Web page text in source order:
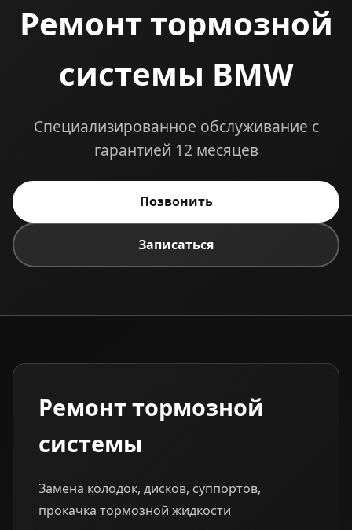
Ремонт тормозной
системы BMW
Специализированное обслуживание с
гарантией 12 месяцев
Позвонить
Записаться
Ремонт тормозной
системы
Замена колодок, дисков, суппортов,
прокачка тормозной жидкости